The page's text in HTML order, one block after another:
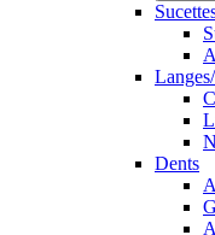
Dents